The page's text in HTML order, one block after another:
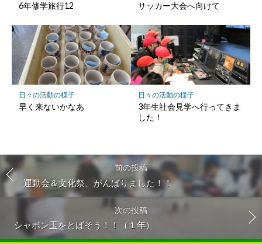
6年修学旅行12 サッカー大会へ向けて
日々の活動の様子
早く来ないかなあ
日々の活動の様子
3年生社会見学へ行ってきま
した！
前の投稿
運動会＆文化祭、がんばりました！！
次の投稿
シャボン玉をとばそう！！（１年）